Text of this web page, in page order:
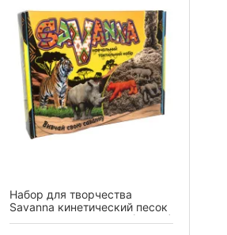
Набор для творчества
Savanna кинетический песок
на украинском языке (51204)